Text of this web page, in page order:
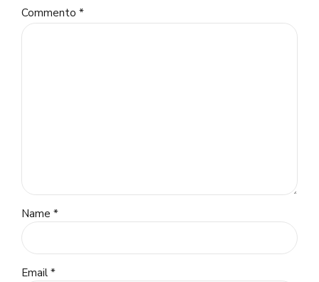
Commento *
Name *
Email *